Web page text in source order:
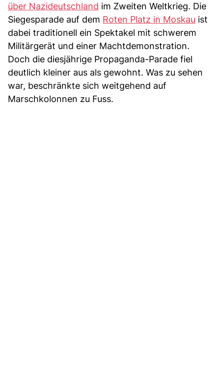
über Nazideutschland im Zweiten Weltkrieg. Die
Siegesparade auf dem Roten Platz in Moskau ist
dabei traditionell ein Spektakel mit schwerem
Militärgerät und einer Machtdemonstration.
Doch die diesjährige Propaganda-Parade fiel
deutlich kleiner aus als gewohnt. Was zu sehen
war, beschränkte sich weitgehend auf
Marschkolonnen zu Fuss.